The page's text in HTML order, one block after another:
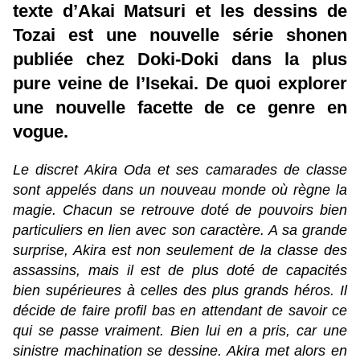
texte d’Akai Matsuri et les dessins de
Tozai est une nouvelle série shonen
publiée chez Doki-Doki dans la plus
pure veine de l’Isekai. De quoi explorer
une nouvelle facette de ce genre en
vogue.
Le discret Akira Oda et ses camarades de classe
sont appelés dans un nouveau monde où règne la
magie. Chacun se retrouve doté de pouvoirs bien
particuliers en lien avec son caractère. A sa grande
surprise, Akira est non seulement de la classe des
assassins, mais il est de plus doté de capacités
bien supérieures à celles des plus grands héros. Il
décide de faire profil bas en attendant de savoir ce
qui se passe vraiment. Bien lui en a pris, car une
sinistre machination se dessine. Akira met alors en